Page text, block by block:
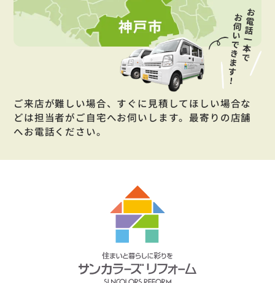
ご来店が難しい場合、すぐに見積してほしい場合な
どは担当者がご自宅へお伺いします。最寄りの店舗
へお電話ください。